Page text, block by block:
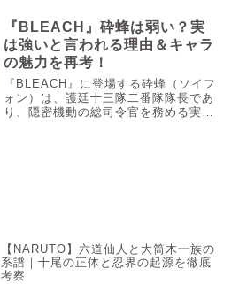
倍面白くなる！「函谷関が抜かれれ
ば、秦は滅びる――」漫画『キングダ
ム...
『BLEACH』砕蜂は弱い？実
は強いと言われる理由＆キャラ
の魅力を再考！
『BLEACH』に登場する砕蜂（ソイフ
ォン）は、護廷十三隊二番隊隊長であ
り、隠密機動の総司令官を務める実力
【NARUTO】六道仙人と大筒木一族の
系譜｜十尾の正体と忍界の起源を徹底
考察